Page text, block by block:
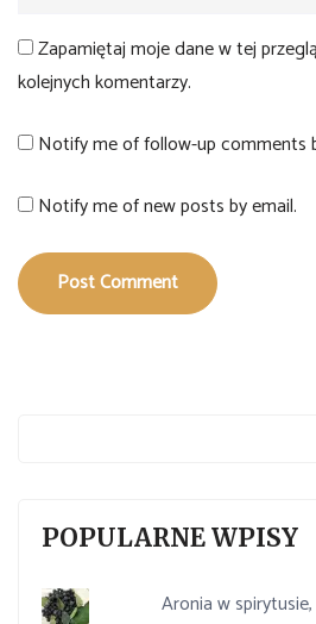
Zapamiętaj moje dane w tej
kolejnych komentarzy.
Notify me of follow-up comments
Notify me of new posts by email.
Post Comment
POPULARNE WPISY
Aronia w